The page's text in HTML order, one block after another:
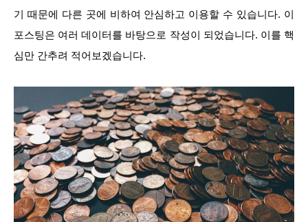
기 때문에 다른 곳에 비하여 안심하고 이용할 수 있습니다. 이
포스팅은 여러 데이터를 바탕으로 작성이 되었습니다. 이를 핵
심만 간추려 적어보겠습니다.